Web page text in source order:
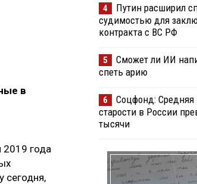
в
2019 года
сегодня,
4
Путин расширил
судимостью для
контракта с ВС РФ
5
Сможет ли ИИ
спеть арию
6
Соцфонд: Средняя
старости в России
тысячи